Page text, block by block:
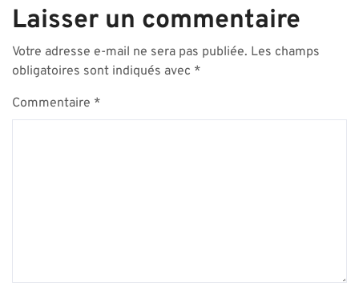
Laisser un commentaire
Votre adresse e-mail ne sera pas publiée. Les champs
obligatoires sont indiqués avec *
Commentaire *